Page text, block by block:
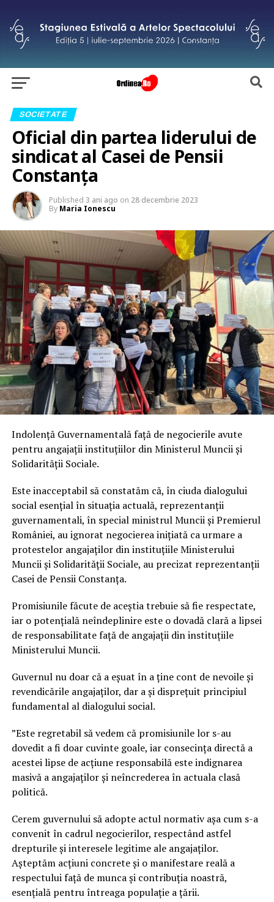
SOCIETATE
Oficial din partea liderului de
sindicat al Casei de Pensii
Constanța
Published 3 ani ago on 28 decembrie 2023
By Maria Ionescu
Indolență Guvernamentală față de negocierile avute
pentru angajații instituțiilor din Ministerul Muncii și
Solidarității Sociale.
Este inacceptabil să constatăm că, în ciuda dialogului
social esențial în situația actuală, reprezentanții
guvernamentali, în special ministrul Muncii și Premierul
României, au ignorat negocierea inițiată ca urmare a
protestelor angajaților din instituțiile Ministerului
Muncii și Solidarității Sociale, au precizat reprezentanții
Casei de Pensii Constanța.
Promisiunile făcute de aceștia trebuie să fie respectate,
iar o potențială neîndeplinire este o dovadă clară a lipsei
de responsabilitate față de angajații din instituțiile
Ministerului Muncii.
Guvernul nu doar că a eșuat în a ține cont de nevoile și
revendicările angajaților, dar a și disprețuit principiul
fundamental al dialogului social.
”Este regretabil să vedem că promisiunile lor s-au
dovedit a fi doar cuvinte goale, iar consecința directă a
acestei lipse de acțiune responsabilă este indignarea
masivă a angajaților și neîncrederea în actuala clasă
politică.
Cerem guvernului să adopte actul normativ așa cum s-a
convenit în cadrul negocierilor, respectând astfel
drepturile și interesele legitime ale angajaților.
Așteptăm acțiuni concrete și o manifestare reală a
respectului față de munca și contribuția noastră,
esențială pentru întreaga populație a țării.